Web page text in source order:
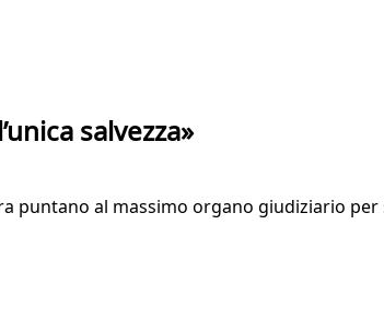
salvezza»
puntano al massimo organo giudiziario